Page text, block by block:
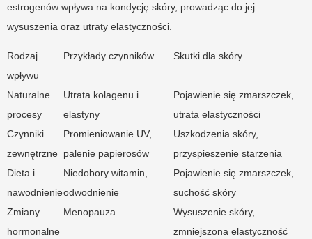
estrogenów wpływa na kondycję skóry, prowadząc do jej
wysuszenia oraz utraty elastyczności.
Rodzaj
wpływu
Przykłady czynników Skutki dla skóry
Naturalne
procesy
Utrata kolagenu i
elastyny
Pojawienie się zmarszczek,
utrata elastyczności
Czynniki
zewnętrzne
Promieniowanie UV,
palenie papierosów
Uszkodzenia skóry,
przyspieszenie starzenia
Dieta i
nawodnienie
Niedobory witamin,
odwodnienie
Pojawienie się zmarszczek,
suchość skóry
Zmiany
hormonalne
Menopauza
Wysuszenie skóry,
zmniejszona elastyczność